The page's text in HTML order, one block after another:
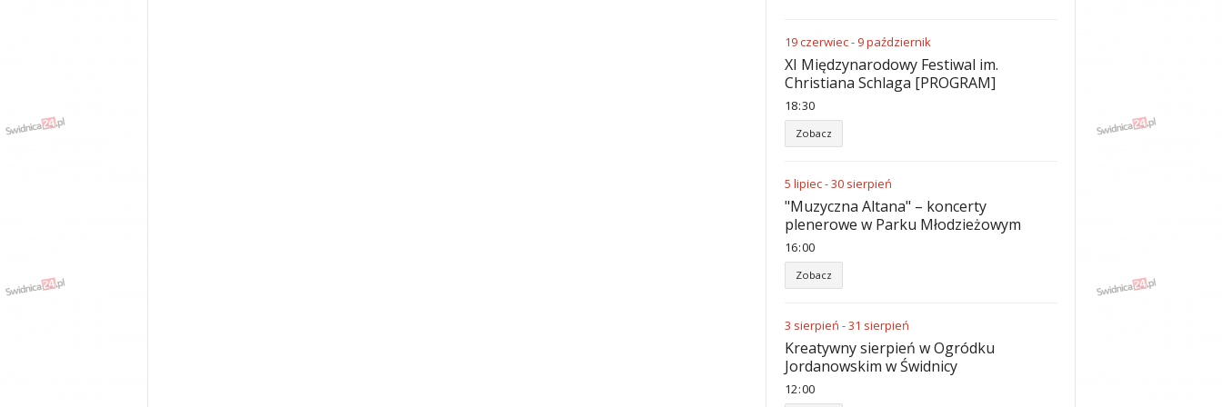
19czerwiec- 9październik
XI Międzynarodowy Festiwal im.
Christiana Schlaga [PROGRAM]
18:30
Zobacz
5 lipiec-30 sierpień
"Muzyczna Altana" – koncerty
plenerowe w Parku Młodzieżowym
16:00
Zobacz
3 sierpień -31 sierpień
Kreatywny sierpień w Ogródku
Jordanowskim w Świdnicy
12:00